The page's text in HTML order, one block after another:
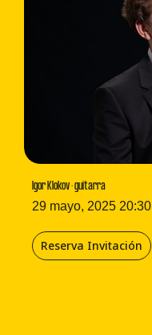
Igor Klokov · guitarra
29 mayo, 2025 20:30
Reserva Invitación